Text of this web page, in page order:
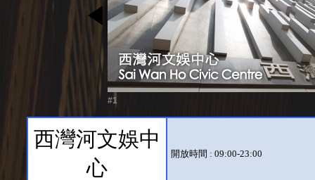
#1
西灣河文娛中
心
開放時間 : 09:00-23:00